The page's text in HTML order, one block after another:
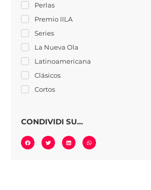
Perlas
Premio IILA
Series
La Nueva Ola
Latinoamericana
Clásicos
Cortos
CONDIVIDI SU...